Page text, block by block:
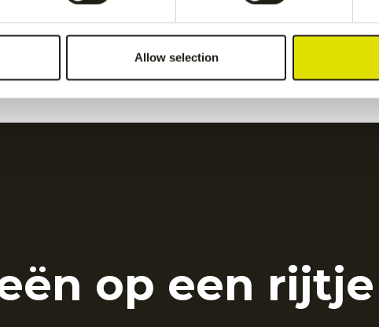
Allow selection
pant-Grey Kadiri kids pant-navy
op een rijtje